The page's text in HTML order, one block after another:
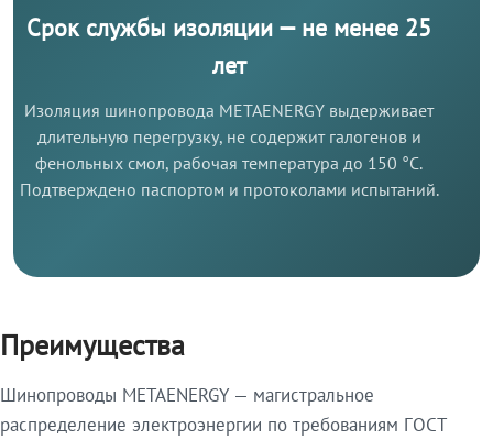
Срок службы изоляции — не менее 25
лет
Изоляция шинопровода METAENERGY выдерживает
длительную перегрузку, не содержит галогенов и
фенольных смол, рабочая температура до 150 °C.
Подтверждено паспортом и протоколами испытаний.
Преимущества
Шинопроводы METAENERGY — магистральное
распределение электроэнергии по требованиям ГОСТ